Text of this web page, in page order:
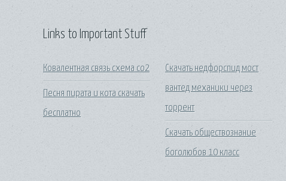
Links to Important Stuff
Ковалентная связь схема co2
Песня пирата и кота скачать
бесплатно
Скачать недфорспид мост
вантед механики через
торрент
Скачать обществознание
боголюбов 10 класс